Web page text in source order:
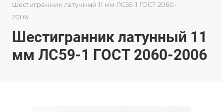
Шестигранник латунный 11 мм ЛС59-1 ГОСТ 2060-
2006
Шестигранник латунный 11
мм ЛС59-1 ГОСТ 2060-2006